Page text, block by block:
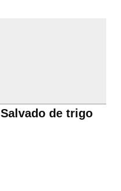
Salvado de trigo